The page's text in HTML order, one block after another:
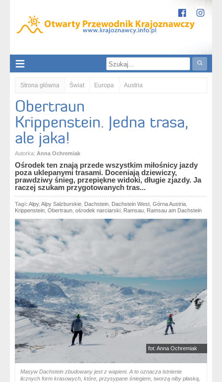
Strona główna Świat Europa Austria
Górna Austria / Oberösterreich
Obertraun. Krippenstein. Jedna trasa, ale jaka!
Obertraun
Krippenstein. Jedna trasa,
ale jaka!
Autorka: Anna Ochremiak
Ośrodek ten znają przede wszystkim miłośnicy jazdy
poza uklepanymi trasami. Doceniają dziewiczy,
prawdziwy śnieg, przepiękne widoki, długie zjazdy. Ja
raczej szukam przygotowanych tras...
Tagi: Alpy, Alpy Salzburskie Dachstein Dachstein West Górna Austria
Krippenstein Obertraun ośrodek narciarski Ramsau Ramsau am Dachstein
fot: Anna Ochremiak
Masyw Dachstein zbudowany jest z wapieni. A to oznacza istnienie
licznych form krasowych, które, przysypane śniegiem, tworzą niby płaską,